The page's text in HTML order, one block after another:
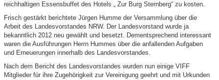
reichhaltigen Essensbuffet des Hotels „ Zur Burg Sternberg“ zu kosten.
Frisch gestärkt berichtete Jürgen Humme der Versammlung über die
Arbeit des Landesvorstandes NRW. Der Landesvorstand wurde ja
bekanntlich 2012 neu gewählt und besetzt. Dementsprechend interessant
waren die Ausführungen Herrn Hummes über die anfallenden Aufgaben
und Erneuerungen innerhalb des Landesvorstandes.
Nach dem Bericht des Landesvorstandes wurden nun einige VIFF
Mitglieder für ihre Zugehörigkeit zur Vereinigung geehrt und mit Urkunden